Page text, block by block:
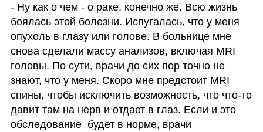
- Ну как о чем - о раке, конечно же. Всю жизнь
боялась этой болезни. Испугалась, что у меня
опухоль в глазу или голове. В больнице мне
снова сделали массу анализов, включая MRI
головы. По сути, врачи до сих пор точно не
знают, что у меня. Скоро мне предстоит MRI
спины, чтобы исключить возможность, что что-то
давит там на нерв и отдает в глаз. Если и это
обследование  будет в норме, врачи